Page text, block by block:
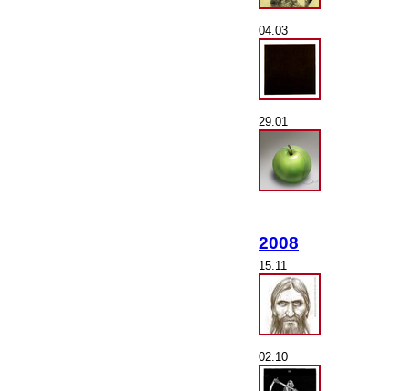
04.03
29.01
2008
15.11
02.10